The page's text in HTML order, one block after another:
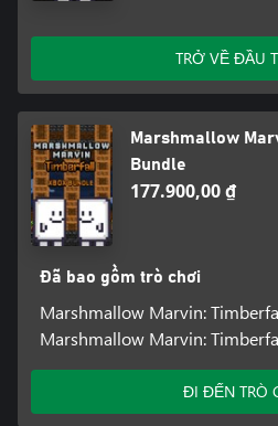
TRỞ VỀ ĐẦU
Marshmallow
Bundle
177.900,00 ₫
Đã bao gồm trò chơi
Marshmallow Marvin:
Marshmallow Marvin:
ĐI ĐẾN TRÒ